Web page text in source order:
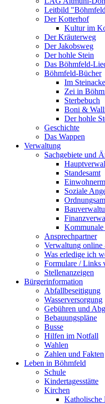
Leitbild
Der Kotterhof
Kultur im
Der Kräuterweg
Der Jakobsweg
Der hohle Stein
Das Böhmfeld-
Böhmfeld-Bücher
Im
Zei in
Sterbebuch
Boni &
Der hohle
Geschichte
Das Wappen
Verwaltung
Sachgebiete und
Standesamt
Soziale
Ansprechpartner
Verwaltung online
Was erledige ich
Formulare / Links
Stellenanzeigen
Bürgerinformation
Abfallbeseitigung
Wasserversorgung
Gebühren und
Bebauungspläne
Busse
Hilfen im Notfall
Wahlen
Zahlen und Fakten
Leben in Böhmfeld
Schule
Kindertagesstätte
Kirchen
Katholische